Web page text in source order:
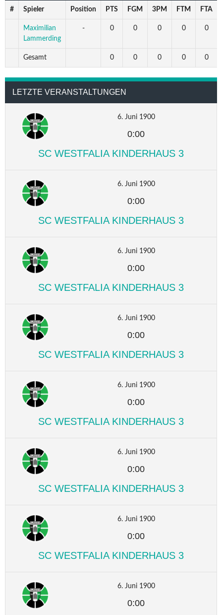
# Spieler Position PTS FGM 3PM FTM FTA
Maximilian
Lammerding
- 0 0 0 0 0
Gesamt 0 0 0 0 0
LETZTE VERANSTALTUNGEN
6. Juni 1900
0:00
SC WESTFALIA KINDERHAUS 3
6. Juni 1900
0:00
SC WESTFALIA KINDERHAUS 3
6. Juni 1900
0:00
SC WESTFALIA KINDERHAUS 3
6. Juni 1900
0:00
SC WESTFALIA KINDERHAUS 3
6. Juni 1900
0:00
SC WESTFALIA KINDERHAUS 3
6. Juni 1900
0:00
SC WESTFALIA KINDERHAUS 3
6. Juni 1900
0:00
SC WESTFALIA KINDERHAUS 3
6. Juni 1900
0:00